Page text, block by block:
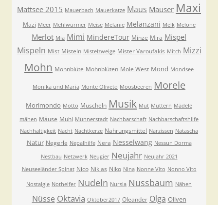
Mattsee 2015 Mauerbach Mauerkatze Maus Mauser Maxi
Mazi Meer Mehlwürmer Meise Melanie Melanzani Melk Melone
Merlot Mia Mimi MindereTour Minze Mira Mispel
Mispeln Mist Misteln Mistelzweige Mister Varoufakis Mitch Mizzi
Mohn Mohnblüte Mohnblüten Mole West Mond Mondsee
Monika und Maria Monte Oliveto Moosbeeren Morele
Morimondo Motto Muscheln Musik Mut Muttern Mädele
mähen Mäuse Mühl Münnerstadt Nachbarschaft Nachbarschaftshilfe
Nachhaltigkeit Nacht Nachtkerze Nahrungsmittel Narzissen Natascha
Natur Negerle Nepalhilfe Nera Nesselwang Nessun Dorma
Nestbau Netzwerk Neugier Neujahr Neujahr 2021
Neuseeländer Spinat Nico Niklas Niko Nina Nonne Vito Nonno Vito
Nostalgie Nothelfer Nudeln Nursia Nussbaum Nähen
Nüsse Oktavia Oktober2017 Oleander Olga Oliven